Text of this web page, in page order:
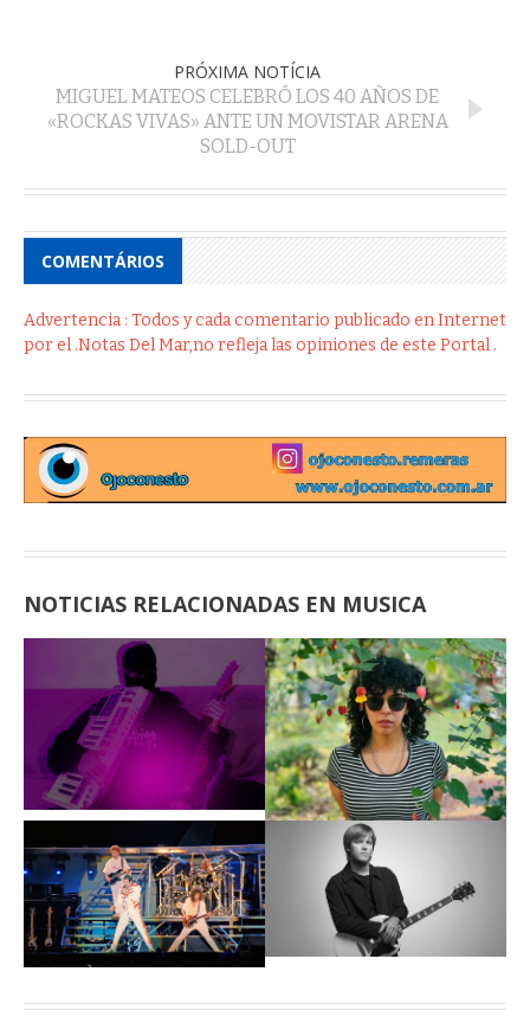
PRÓXIMA NOTÍCIA
MIGUEL MATEOS CELEBRÓ LOS 40 AÑOS DE
«ROCKAS VIVAS» ANTE UN MOVISTAR ARENA
SOLD-OUT
COMENTÁRIOS
Advertencia : Todos y cada comentario publicado en Internet
por el .Notas Del Mar,no refleja las opiniones de este Portal .
NOTICIAS RELACIONADAS EN MUSICA